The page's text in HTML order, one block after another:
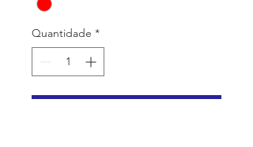
Quantidade *